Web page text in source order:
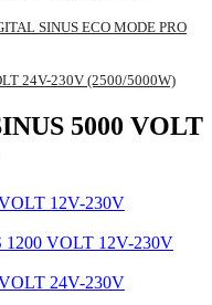
SINUS ECO MODE PRO
24V-230V (2500/5000W)
5000 VOLT